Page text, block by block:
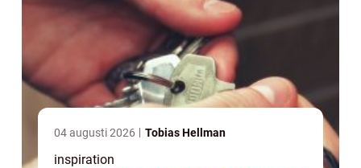
04 augusti 2026 Tobias Hellman
inspiration